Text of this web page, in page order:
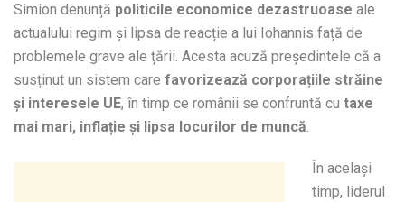
Simion denunță politicile economice dezastruoase ale
actualului regim și lipsa de reacție a lui Iohannis față de
problemele grave ale țării. Acesta acuză președintele că a
susținut un sistem care favorizează corporațiile străine
și interesele UE, în timp ce românii se confruntă cu taxe
mai mari, inflație și lipsa locurilor de muncă.
În același
timp, liderul